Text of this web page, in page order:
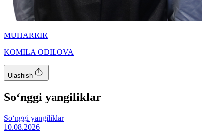
MUHARRIR
KOMILA ODILOVA
Ulashish
So‘nggi yangiliklar
So‘nggi yangiliklar
10.08.2026